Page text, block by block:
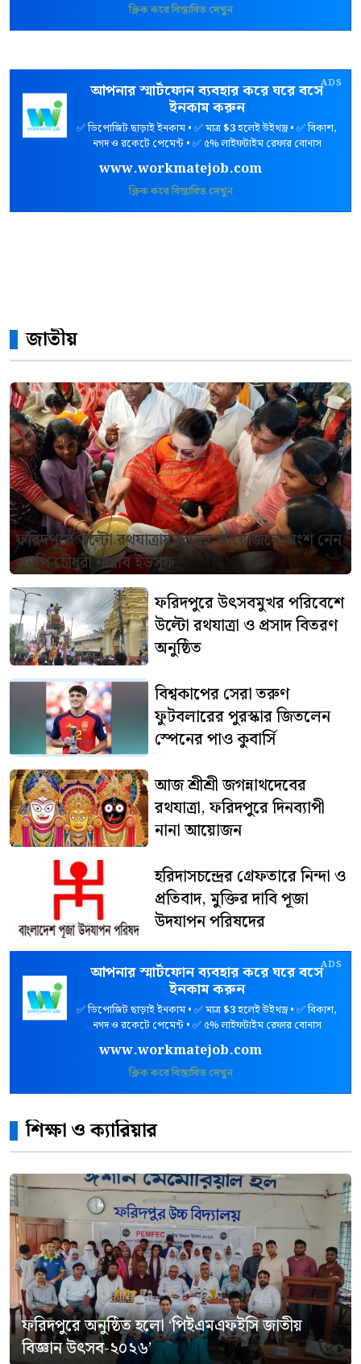
ক্লিক করে বিস্তারিত দেখুন
ADS
আপনার স্মার্টফোন ব্যবহার করে ঘরে বসে
ইনকাম করুন
✅ ডিপোজিট ছাড়াই ইনকাম • ✅ মাত্র$3হলেই উইথড্র • ✅ বিকাশ,
নগদ ও রকেটে পেমেন্ট • ✅ ৫% লাইফটাইম রেফার বোনাস
www.workmatejob.com
ক্লিক করে বিস্তারিত দেখুন
জাতীয়
ফরিদপুরে উল্টো রথযাত্রায় বিভিন্ন আয়োজনে অংশ নেন
এমপি চৌধুরী নায়াব ইউসুফ
ফরিদপুরে উৎসবমুখর পরিবেশে
উল্টো রথযাত্রা ও প্রসাদ বিতরণ
অনুষ্ঠিত
বিশ্বকাপের সেরা তরুণ
ফুটবলারের পুরস্কার জিতলেন
স্পেনের পাও কুবার্সি
আজ শ্রীশ্রী জগন্নাথদেবের
রথযাত্রা, ফরিদপুরে দিনব্যাপী
নানা আয়োজন
হরিদাসচন্দ্রের গ্রেফতারে নিন্দা ও
প্রতিবাদ, মুক্তির দাবি পূজা
উদযাপন পরিষদের
ADS
আপনার স্মার্টফোন ব্যবহার করে ঘরে বসে
ইনকাম করুন
✅ ডিপোজিট ছাড়াই ইনকাম • ✅ মাত্র$3হলেই উইথড্র • ✅ বিকাশ,
নগদ ও রকেটে পেমেন্ট • ✅ ৫% লাইফটাইম রেফার বোনাস
www.workmatejob.com
ক্লিক করে বিস্তারিত দেখুন
শিক্ষা ও ক্যারিয়ার
ফরিদপুরে অনুষ্ঠিত হলো ‘পিইএমএফইসি জাতীয়
বিজ্ঞান উৎসব-২০২৬’